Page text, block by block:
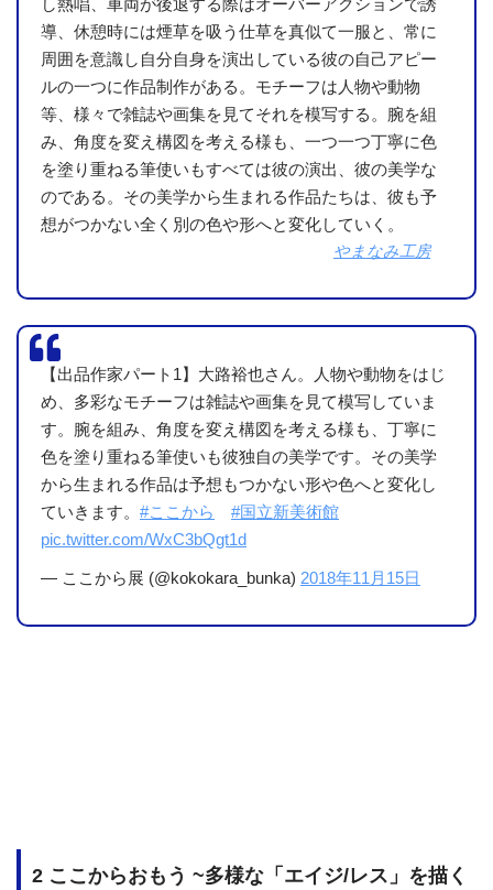
導、休憩時には煙草を吸う仕草を真似て一服と、常に
周囲を意識し自分自身を演出している彼の自己アピー
ルの一つに作品制作がある。モチーフは人物や動物
等、様々で雑誌や画集を見てそれを模写する。腕を組
み、角度を変え構図を考える様も、一つ一つ丁寧に色
を塗り重ねる筆使いもすべては彼の演出、彼の美学な
のである。その美学から生まれる作品たちは、彼も予
想がつかない全く別の色や形へと変化していく。
やまなみ工房
【出品作家パート1】大路裕也さん。人物や動物をはじ
め、多彩なモチーフは雑誌や画集を見て模写していま
す。腕を組み、角度を変え構図を考える様も、丁寧に
色を塗り重ねる筆使いも彼独自の美学です。その美学
から生まれる作品は予想もつかない形や色へと変化し
ていきます。 #ここから
#国立新美術館
pic.twitter.com/WxC3bQgt1d
— ここから展 (@kokokara_bunka) 2018年11月15日
2 ここからおもう ~多様な「エイジ/レス」を描く